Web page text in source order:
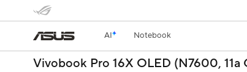
AI Notebook
Vivobook Pro 16X OLED (N7600, 11a